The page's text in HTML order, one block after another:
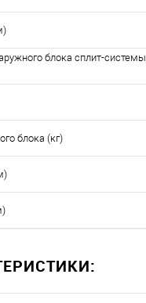
блока сплит-системы
блока (кг)